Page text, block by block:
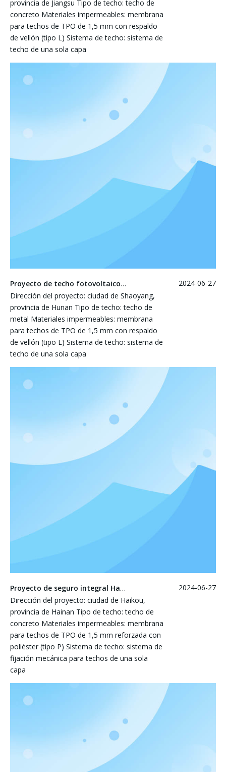
provincia de Jiangsu Tipo de techo: techo de
concreto Materiales impermeables: membrana
para techos de TPO de 1,5 mm con respaldo
de vellón (tipo L) Sistema de techo: sistema de
techo de una sola capa
Proyecto de techo fotovoltaico de Hunan Shaoyang Baoyuan Power
Dirección del proyecto: ciudad de Shaoyang,
provincia de Hunan Tipo de techo: techo de
metal Materiales impermeables: membrana
para techos de TPO de 1,5 mm con respaldo
de vellón (tipo L) Sistema de techo: sistema de
techo de una sola capa
2024-06-27
Proyecto de seguro integral Hainan Haikong - Original
Dirección del proyecto: ciudad de Haikou,
provincia de Hainan Tipo de techo: techo de
concreto Materiales impermeables: membrana
para techos de TPO de 1,5 mm reforzada con
poliéster (tipo P) Sistema de techo: sistema de
fijación mecánica para techos de una sola
capa
2024-06-27